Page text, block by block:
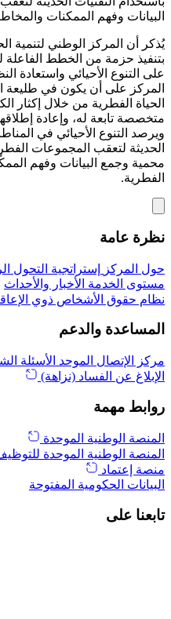
البيانات وفهم الممكنات
يُذكر أن المركز الوطني لتنمية
بتنفيذ حزمة من الخطط الفاعلة
على التنوع الأحيائي واستعادة
المركز على أن يكون في طليعة
الحياة الفطرية من خلال إكثار
متخصصة تابعة له، وإعادة إطلاقها
ويرصد التنوع الأحيائي في
الحديثة لتعقب المجموعات
محمية وجمع البيانات وفهم
الفطرية.
نظرة عامة
حول المركز إستراتجية التحول
مستوى الخدمة الأخبار والأحداث
نظام حقوق الأشخاص ذوي
المساعدة والدعم
مركز الإتصال الموحد الأسئلة
الإبلاغ عن الفساد (نزاهة)
روابط مهمة
المنصة الوطنية الموحدة
المنصة الوطنية الموحدة
منصة إعتماد
البيانات الحكومية المفتوحة
تابعنا على